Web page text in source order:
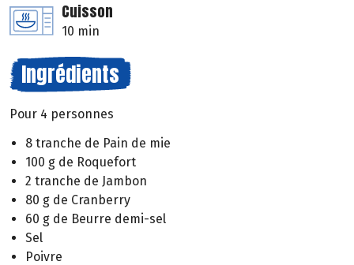
Cuisson
10 min
Ingrédients
Pour 4 personnes
8 tranche de Pain de mie
100 g de Roquefort
2 tranche de Jambon
80 g de Cranberry
60 g de Beurre demi-sel
Sel
Poivre